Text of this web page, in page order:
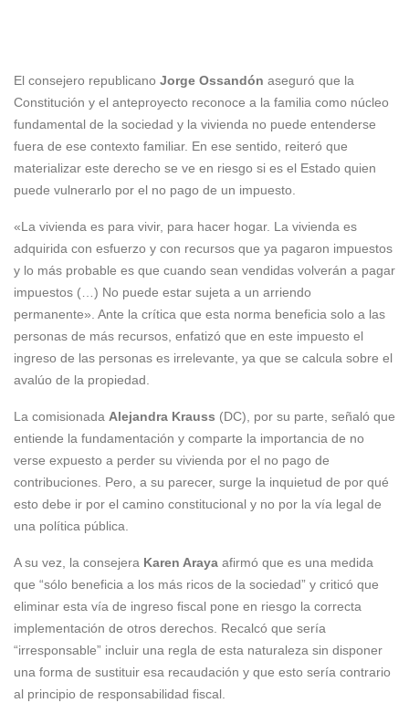
El consejero republicano Jorge Ossandón aseguró que la
Constitución y el anteproyecto reconoce a la familia como núcleo
fundamental de la sociedad y la vivienda no puede entenderse
fuera de ese contexto familiar. En ese sentido, reiteró que
materializar este derecho se ve en riesgo si es el Estado quien
puede vulnerarlo por el no pago de un impuesto.
«La vivienda es para vivir, para hacer hogar. La vivienda es
adquirida con esfuerzo y con recursos que ya pagaron impuestos
y lo más probable es que cuando sean vendidas volverán a pagar
impuestos (…) No puede estar sujeta a un arriendo
permanente». Ante la crítica que esta norma beneficia solo a las
personas de más recursos, enfatizó que en este impuesto el
ingreso de las personas es irrelevante, ya que se calcula sobre el
avalúo de la propiedad.
La comisionada Alejandra Krauss (DC), por su parte, señaló que
entiende la fundamentación y comparte la importancia de no
verse expuesto a perder su vivienda por el no pago de
contribuciones. Pero, a su parecer, surge la inquietud de por qué
esto debe ir por el camino constitucional y no por la vía legal de
una política pública.
A su vez, la consejera Karen Araya afirmó que es una medida
que “sólo beneficia a los más ricos de la sociedad” y criticó que
eliminar esta vía de ingreso fiscal pone en riesgo la correcta
implementación de otros derechos. Recalcó que sería
“irresponsable” incluir una regla de esta naturaleza sin disponer
una forma de sustituir esa recaudación y que esto sería contrario
al principio de responsabilidad fiscal.